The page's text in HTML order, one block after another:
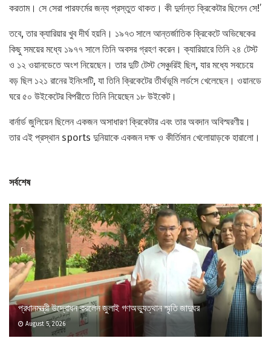
করতাম। সে সেরা পারফর্মের জন্য প্রস্তুত থাকত। কী দুর্দান্ত ক্রিকেটার ছিলেন সে!’
তবে, তার ক্যারিয়ার খুব দীর্ঘ হয়নি। ১৯৭৩ সালে আন্তর্জাতিক ক্রিকেটে অভিষেকের
কিছু সময়ের মধ্যে ১৯৭৭ সালে তিনি অবসর গ্রহণ করেন। ক্যারিয়ারে তিনি ২৪ টেস্ট
ও ১২ ওয়ানডেতে অংশ নিয়েছেন। তার দুটি টেস্ট সেঞ্চুরিই ছিল, যার মধ্যে সবচেয়ে
বড় ছিল ১২১ রানের ইনিংসটি, যা তিনি ক্রিকেটের তীর্থভূমি লর্ডসে খেলেছেন। ওয়ানডে
ঘরে ৫০ উইকেটের বিপরীতে তিনি নিয়েছেন ১৮ উইকেট।
বার্নার্ড জুলিয়েন ছিলেন একজন অসাধারণ ক্রিকেটার এবং তার অবদান অবিস্মরণীয়।
তার এই প্রস্থান sports দুনিয়াকে একজন দক্ষ ও কীর্তিমান খেলোয়াড়কে হারালো।
সর্বশেষ
প্রধানমন্ত্রী উদ্বোধন করলেন জুলাই গণঅভ্যুত্থান স্মৃতি জাদুঘর
August 5, 2026